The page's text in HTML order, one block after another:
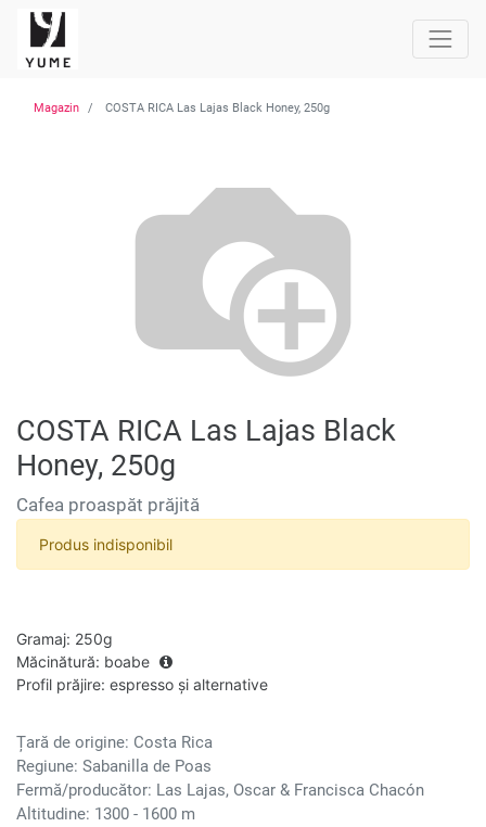
Magazin COSTA RICA Las Lajas Black Honey, 250g
COSTA RICA Las Lajas Black
Honey, 250g
Cafea proaspăt prăjită
Produs indisponibil
Gramaj: 250g
Măcinătură: boabe
Profil prăjire: espresso și alternative
Țară de origine: Costa Rica
Regiune: Sabanilla de Poas
Fermă/producător: Las Lajas, Oscar & Francisca Chacón
Altitudine: 1300 - 1600 m